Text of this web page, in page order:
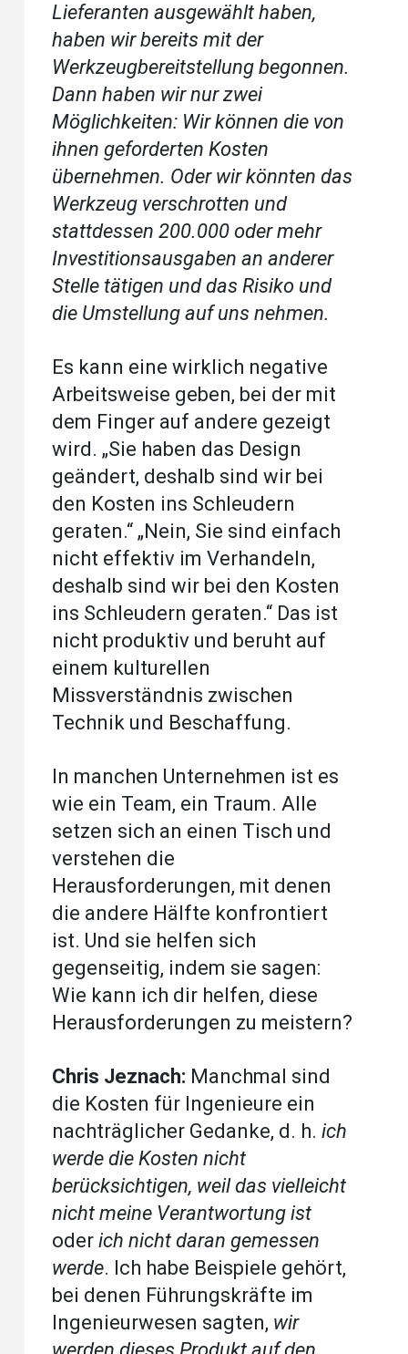
Lieferanten ausgewählt haben,
haben wir bereits mit der
Werkzeugbereitstellung begonnen.
Dann haben wir nur zwei
Möglichkeiten: Wir können die von
ihnen geforderten Kosten
übernehmen. Oder wir könnten das
Werkzeug verschrotten und
stattdessen 200.000 oder mehr
Investitionsausgaben an anderer
Stelle tätigen und das Risiko und
die Umstellung auf uns nehmen.
Es kann eine wirklich negative
Arbeitsweise geben, bei der mit
dem Finger auf andere gezeigt
wird. „Sie haben das Design
geändert, deshalb sind wir bei
den Kosten ins Schleudern
geraten.“ „Nein, Sie sind einfach
nicht effektiv im Verhandeln,
deshalb sind wir bei den Kosten
ins Schleudern geraten.“ Das ist
nicht produktiv und beruht auf
einem kulturellen
Missverständnis zwischen
Technik und Beschaffung.
In manchen Unternehmen ist es
wie ein Team, ein Traum. Alle
setzen sich an einen Tisch und
verstehen die
Herausforderungen, mit denen
die andere Hälfte konfrontiert
ist. Und sie helfen sich
gegenseitig, indem sie sagen:
Wie kann ich dir helfen, diese
Herausforderungen zu meistern?
Chris Jeznach: Manchmal sind
die Kosten für Ingenieure ein
nachträglicher Gedanke, d. h. ich
werde die Kosten nicht
berücksichtigen, weil das vielleicht
nicht meine Verantwortung ist
oder ich nicht daran gemessen
werde. Ich habe Beispiele gehört,
bei denen Führungskräfte im
Ingenieurwesen sagten, wir